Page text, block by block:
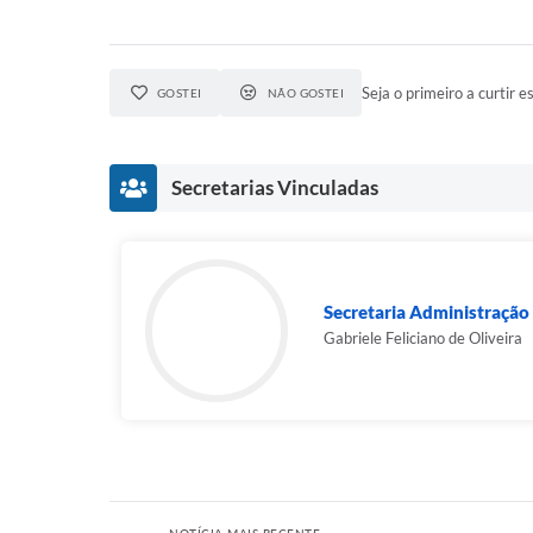
GOSTEI NÃO GOSTEI Seja o primeiro a curtir
Secretarias Vinculadas
Secretaria Administração
Gabriele Feliciano de Oliveira